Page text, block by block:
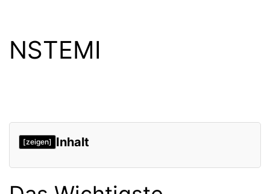
NSTEMI
[zeigen] Inhalt
Das Wichtigste verständlich